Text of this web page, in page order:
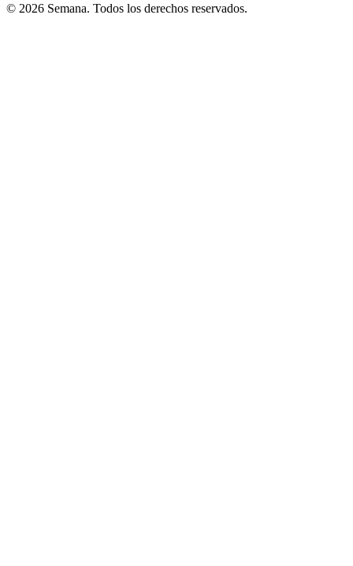
© 2026 Semana. Todos los derechos reservados.